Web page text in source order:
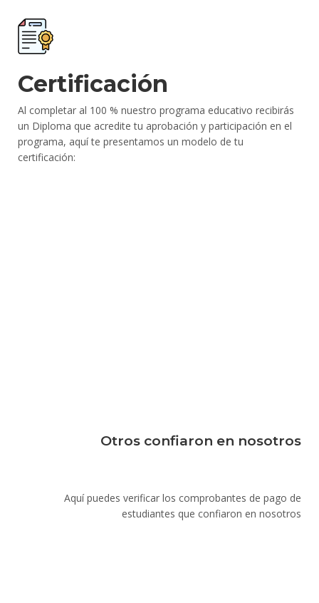
Certificación
Al completar al 100 % nuestro programa educativo recibirás
un Diploma que acredite tu aprobación y participación en el
programa, aquí te presentamos un modelo de tu
certificación:
Otros confiaron en nosotros
Aquí puedes verificar los comprobantes de pago de
estudiantes que confiaron en nosotros